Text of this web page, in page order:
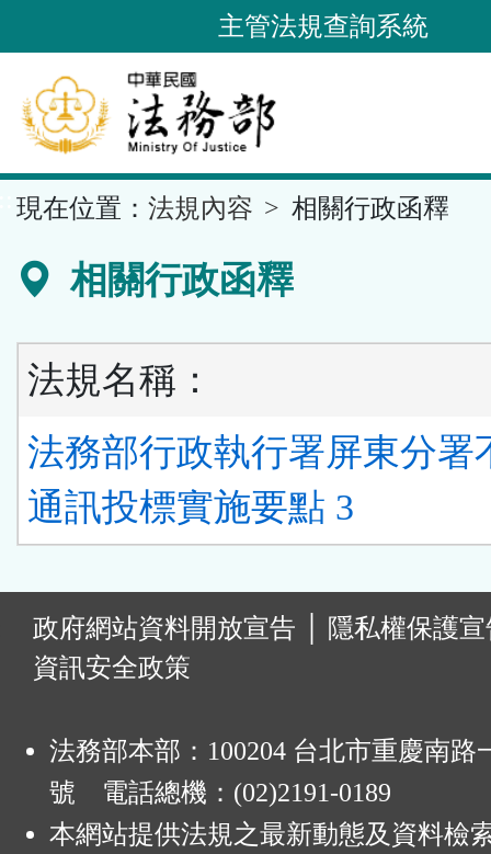
到
要
內
容
區
主管法規查詢系統
現在位置： 法規內容 相關行政函釋
相關行政函釋
法規名稱：
法務部行政執行署屏東分署
通訊投標實施要點 3
政府網站資料開放宣告
隱私權保護
資訊安全政策
法務部本部：100204 台北市重慶南路
號 電話總機：(02)2191-0189
本網站提供法規之最新動態及資料檢